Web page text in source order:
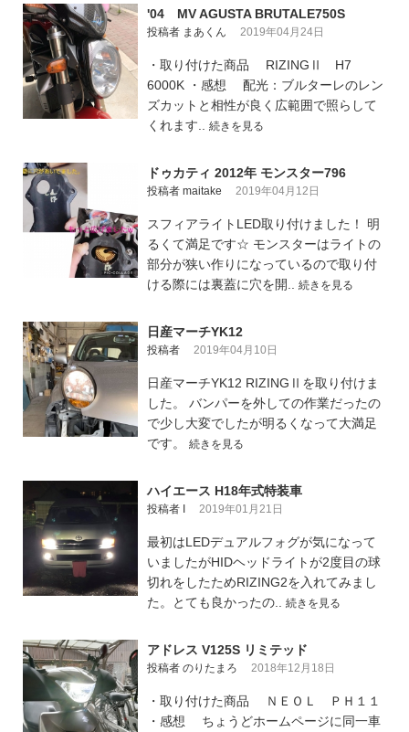
'04 MV AGUSTA BRUTALE750S
投稿者 まあくん 2019年04月24日
・取り付けた商品 RIZINGⅡ H7
6000K ・感想 配光：ブルターレのレン
ズカットと相性が良く広範囲で照らして
くれます.. 続きを見る
ドゥカティ 2012年 モンスター796
投稿者 maitake 2019年04月12日
スフィアライトLED取り付けました！ 明
るくて満足です☆ モンスターはライトの
部分が狭い作りになっているので取り付
ける際には裏蓋に穴を開.. 続きを見る
日産マーチYK12
投稿者 2019年04月10日
日産マーチYK12 RIZINGⅡを取り付けま
した。 バンパーを外しての作業だったの
で少し大変でしたが明るくなって大満足
です。 続きを見る
ハイエース H18年式特装車
投稿者 I 2019年01月21日
最初はLEDデュアルフォグが気になって
いましたがHIDヘッドライトが2度目の球
切れをしたためRIZING2を入れてみまし
た。とても良かったの.. 続きを見る
アドレス V125S リミテッド
投稿者 のりたまろ 2018年12月18日
・取り付けた商品 ＮＥＯＬ ＰＨ１１
・感想 ちょうどホームページに同一車